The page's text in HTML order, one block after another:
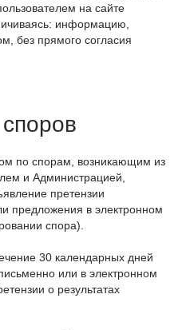
на сайте
информацию,
без прямого согласия
по спорам, возникающим из
и Администрацией,
претензии
предложения в электронном
спора).
30 календарных дней
или в электронном
о результатах